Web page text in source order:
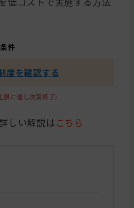
件
度を確認する
限に達し次第終了)
しい解説は こちら